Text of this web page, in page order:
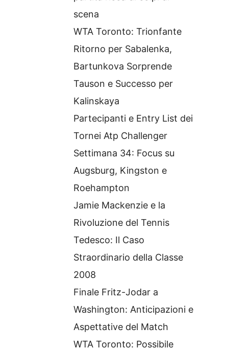
scena
WTA Toronto: Trionfante
Ritorno per Sabalenka,
Bartunkova Sorprende
Tauson e Successo per
Kalinskaya
Partecipanti e Entry List dei
Tornei Atp Challenger
Settimana 34: Focus su
Augsburg, Kingston e
Roehampton
Jamie Mackenzie e la
Rivoluzione del Tennis
Tedesco: Il Caso
Straordinario della Classe
2008
Finale Fritz-Jodar a
Washington: Anticipazioni e
Aspettative del Match
WTA Toronto: Possibile